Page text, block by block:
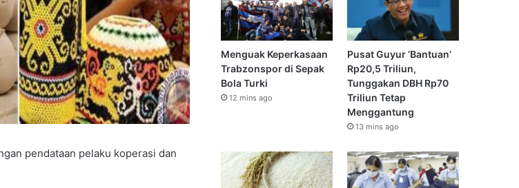
pendataan pelaku koperasi dan
Menguak Keperkasaan
Trabzonspor di Sepak
Bola Turki
12 mins ago
Pusat Guyur ‘Bantuan’
Rp20,5 Triliun,
Tunggakan DBH Rp70
Triliun Tetap
Menggantung
13 mins ago